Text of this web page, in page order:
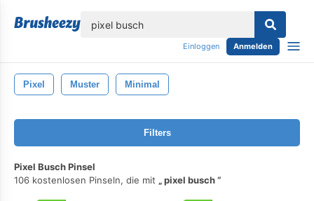
Einloggen Anmelden
Pixel Muster Minimal
Filters
Pixel Busch Pinsel
106 kostenlosen Pinseln, die mit
pixel busch